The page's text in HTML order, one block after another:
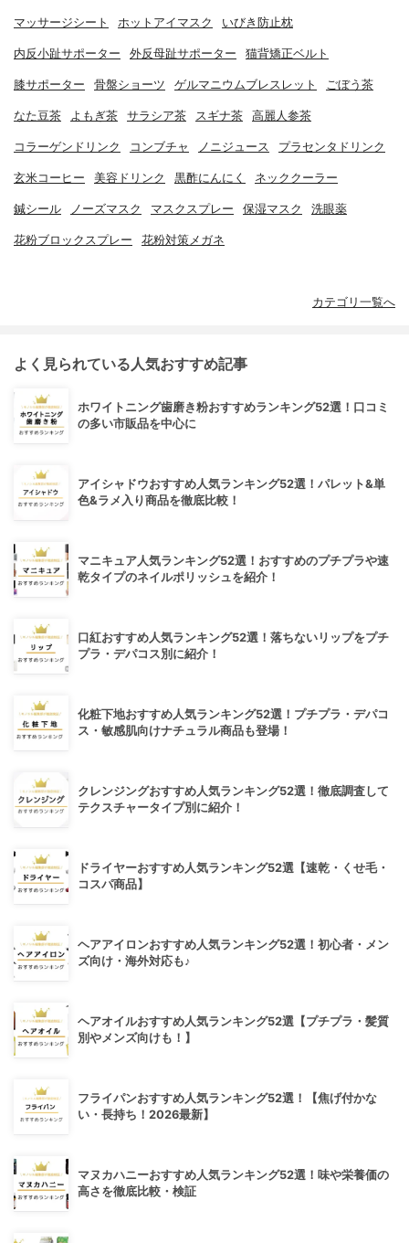
マッサージシート ホットアイマスク いびき防止枕
内反小趾サポーター 外反母趾サポーター 猫背矯正ベルト
膝サポーター 骨盤ショーツ ゲルマニウムブレスレット ごぼう茶
なた豆茶 よもぎ茶 サラシア茶 スギナ茶 高麗人参茶
コラーゲンドリンク コンブチャ ノニジュース プラセンタドリンク
玄米コーヒー 美容ドリンク 黒酢にんにく ネッククーラー
鍼シール ノーズマスク マスクスプレー 保湿マスク 洗眼薬
花粉ブロックスプレー 花粉対策メガネ
カテゴリ一覧へ
よく見られている人気おすすめ記事
ホワイトニング歯磨き粉おすすめランキング52選！口コミ
の多い市販品を中心に
アイシャドウおすすめ人気ランキング52選！パレット&単
色&ラメ入り商品を徹底比較！
マニキュア人気ランキング52選！おすすめのプチプラや速
乾タイプのネイルポリッシュを紹介！
口紅おすすめ人気ランキング52選！落ちないリップをプチ
プラ・デパコス別に紹介！
化粧下地おすすめ人気ランキング52選！プチプラ・デパコ
ス・敏感肌向けナチュラル商品も登場！
クレンジングおすすめ人気ランキング52選！徹底調査して
テクスチャータイプ別に紹介！
ドライヤーおすすめ人気ランキング52選【速乾・くせ毛・
コスパ商品】
ヘアアイロンおすすめ人気ランキング52選！初心者・メン
ズ向け・海外対応も♪
ヘアオイルおすすめ人気ランキング52選【プチプラ・髪質
別やメンズ向けも！】
フライパンおすすめ人気ランキング52選！【焦げ付かな
い・長持ち！2026最新】
マヌカハニーおすすめ人気ランキング52選！味や栄養価の
高さを徹底比較・検証